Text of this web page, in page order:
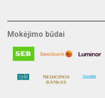
Mokėjimo būdai